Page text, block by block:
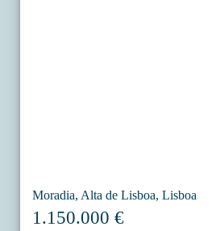
Moradia, Alta de Lisboa, Lisboa
1.150.000 €